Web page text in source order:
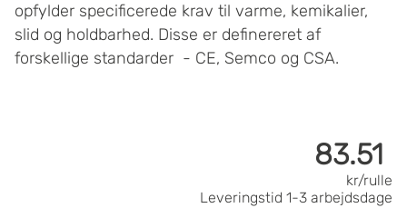
opfylder specificerede krav til varme, kemikalier,
slid og holdbarhed. Disse er definereret af
forskellige standarder - CE, Semco og CSA.
83.51
kr/rulle
Leveringstid 1-3 arbejdsdage